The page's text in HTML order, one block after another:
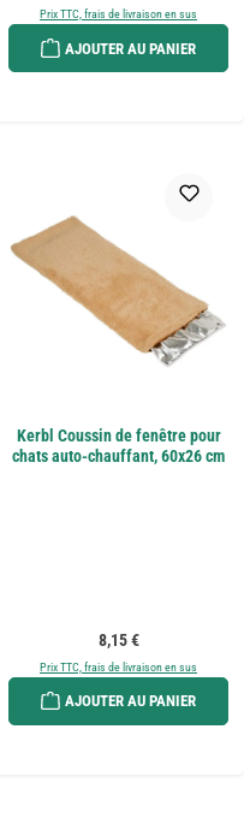
Prix TTC, frais de livraison en sus
AJOUTER AU PANIER
Kerbl Coussin de fenêtre pour
chats auto-chauffant, 60x26 cm
Prix régulier :
8,15 €
Prix TTC, frais de livraison en sus
AJOUTER AU PANIER